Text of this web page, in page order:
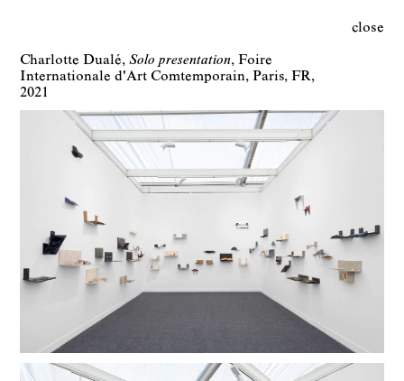
close
Charlotte Dualé Solo presentation
Foire
Internationale d'Art Comtemporain
Paris FR
2021